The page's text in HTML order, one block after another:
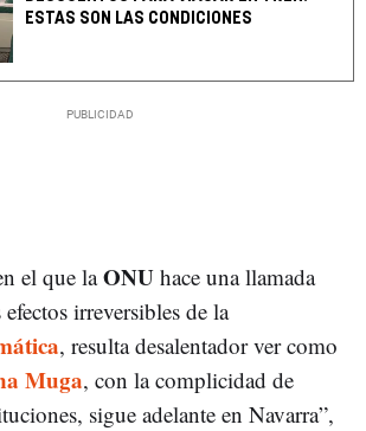
ESTAS SON LAS CONDICIONES
el que laONU hace una llamada
irreversibles de la
, resulta desalentador ver como
Muga, con la complicidad de
sigue adelante en Navarra”,